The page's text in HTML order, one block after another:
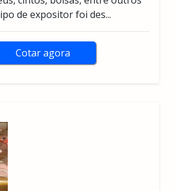
de expositor foi des...
Cotar agora